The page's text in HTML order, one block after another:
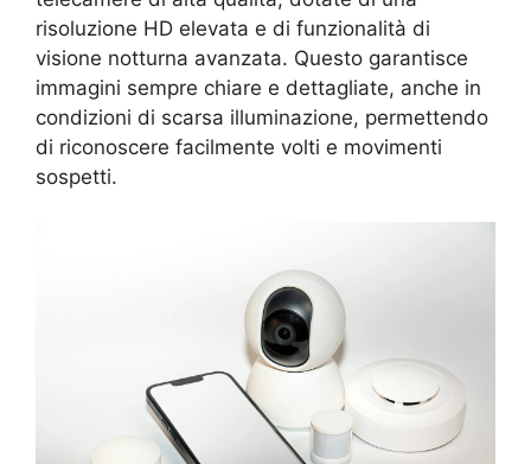
risoluzione HD elevata e di funzionalità di
visione notturna avanzata. Questo garantisce
immagini sempre chiare e dettagliate, anche in
condizioni di scarsa illuminazione, permettendo
di riconoscere facilmente volti e movimenti
sospetti.